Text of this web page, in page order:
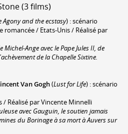
(3 films)
Agony and the ecstasy) : scénario
/ Etats-Unis / Réalisé par
Ange avec le Pape Jules II, de
de la Chapelle Sixtine.
Van Gogh(Lust for Life) : scénario
/ Réalisé par Vincente Minnelli
avec Gauguin, le soutien jamais
du Borinage à sa mort à Auvers sur